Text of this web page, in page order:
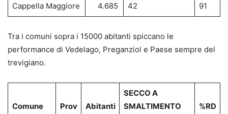
Cappella Maggiore 4.685 42 91
Tra i comuni sopra i 15000 abitanti spiccano le
performance di Vedelago, Preganziol e Paese sempre del
trevigiano.
Comune Prov Abitanti
SECCO A
SMALTIMENTO
%RD